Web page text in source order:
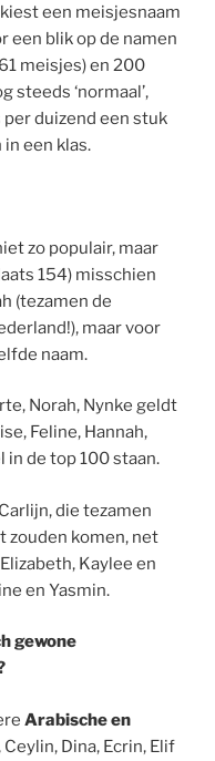
een meisjesnaam
een blik op de namen
meisjes) en 200
steeds ‘normaal’,
duizend een stuk
een klas.
zo populair, maar
154) misschien
(tezamen de
maar voor
naam.
Norah, Nynke geldt
Feline, Hannah,
de top 100 staan.
die tezamen
zouden komen, net
Kaylee en
en Yasmin.
gewone
Arabische en
Dina, Ecrin, Elif